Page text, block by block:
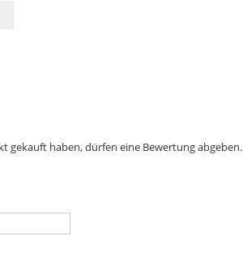
gekauft haben, dürfen eine Bewertung abgeben.